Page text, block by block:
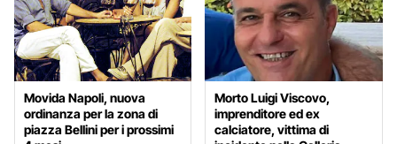
Movida Napoli, nuova
ordinanza per la zona di
piazza Bellini per i prossimi
Morto Luigi Viscovo,
imprenditore ed ex
calciatore, vittima di